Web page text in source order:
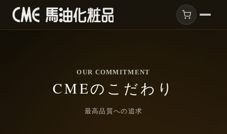
OUR COMMITMENT
CMEのこだわり
最高品質への追求